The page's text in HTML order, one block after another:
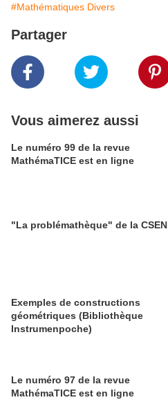
#Mathématiques Divers
Partager
Vous aimerez aussi
Le numéro 99 de la revue
MathémaTICE est en ligne
"La problémathèque" de la CSEN
Exemples de constructions
géométriques (Bibliothèque
Instrumenpoche)
Le numéro 97 de la revue
MathémaTICE est en ligne